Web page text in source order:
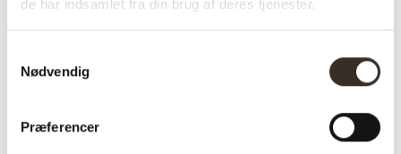
de har indsamlet fra din brug af deres tjenester.
Nødvendig
Præferencer
Afhentning muligt: